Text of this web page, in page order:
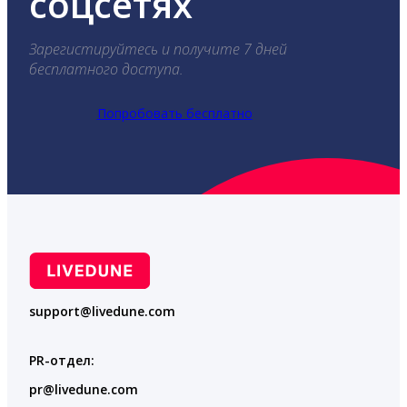
Зарегистируйтесь и получите 7 дней
бесплатного доступа.
Попробовать бесплатно
support@livedune.com
PR-отдел:
pr@livedune.com